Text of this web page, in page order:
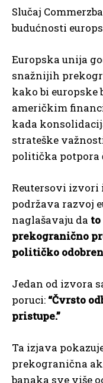
Slučaj
budućnosti
Europska unija
snažnijih
kako bi
američkim
kada
strateške
politička potpora
Reutersovi izvori
podržava razvoj
naglašavaju da to
prekogranično
političko
Jedan od izvora
poruci: “Čvrsto
pristupe.”
Ta izjava
prekogranična
banaka sve više